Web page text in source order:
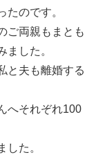
たのです。
ご両親もまとも
ました。
と夫も離婚する
へそれぞれ100
した。